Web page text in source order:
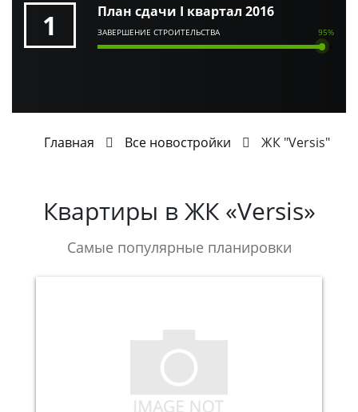
1 План сдачи I квартал 2016
ЗАВЕРШЕНИЕ СТРОИТЕЛЬСТВА 95%
Главная Все новостройки ЖК "Versis"
Квартиры в ЖК «Versis»
Самые популярные планировки